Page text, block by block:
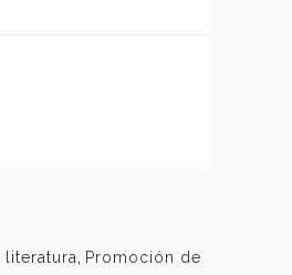
literatura
Promoción de